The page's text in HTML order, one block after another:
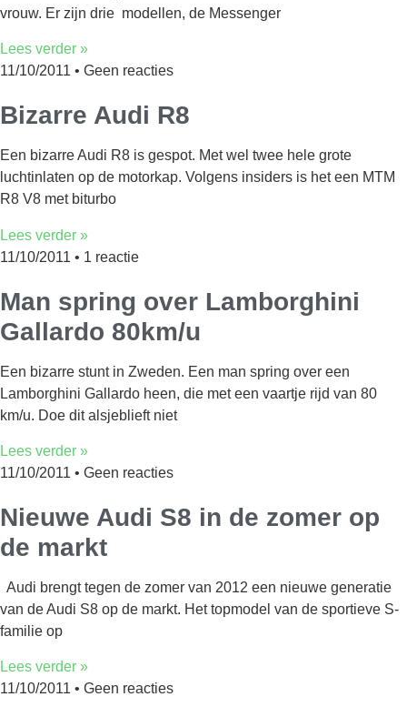
vrouw. Er zijn drie modellen, de Messenger
Lees verder »
11/10/2011
Geen reacties
Bizarre Audi R8
Een bizarre Audi R8 is gespot. Met wel twee hele grote
luchtinlaten op de motorkap. Volgens insiders is het een MTM
R8 V8 met biturbo
Lees verder »
11/10/2011
1 reactie
Man spring over Lamborghini
Gallardo 80km/u
Een bizarre stunt in Zweden. Een man spring over een
Lamborghini Gallardo heen, die met een vaartje rijd van 80
km/u. Doe dit alsjeblieft niet
Lees verder »
11/10/2011
Geen reacties
Nieuwe Audi S8 in de zomer op
de markt
Audi brengt tegen de zomer van 2012 een nieuwe generatie
van de Audi S8 op de markt. Het topmodel van de sportieve S-
familie op
Lees verder »
11/10/2011
Geen reacties